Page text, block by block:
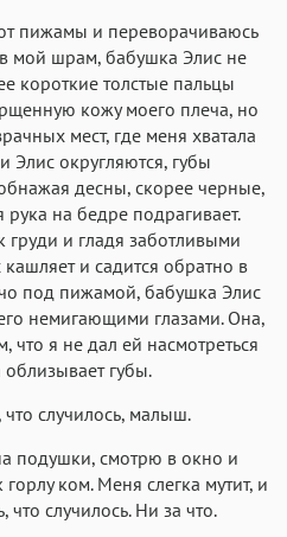
и переворачиваюсь
мой шрам, бабушка Элис не
короткие толстые пальцы
кожу моего плеча, но
мест, где меня хватала
Элис округляются, губы
десны, скорее черные,
на бедре подрагивает.
и гладя заботливыми
и садится обратно в
под пижамой, бабушка Элис
немигающими глазами. Она,
что я не дал ей насмотреться
губы.
случилось, малыш.
смотрю в окно и
ком. Меня слегка мутит, и
что случилось. Ни за что.